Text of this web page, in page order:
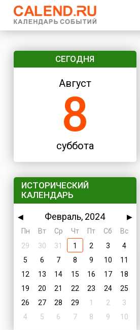
СЕГОДНЯ
Август
8
суббота
ИСТОРИЧЕСКИЙ
КАЛЕНДАРЬ
◀ Февраль, 2024
▶
Пн
Вт Ср Чт Пт Сб
Вс
29
30 31 1 2 3
4
5
6 7 8 9 10
11
12
13 14 15 16 17
18
19
20 21 22 23 24
25
26
27 28 29 1 2
3
4
5 6 7 8 9 10